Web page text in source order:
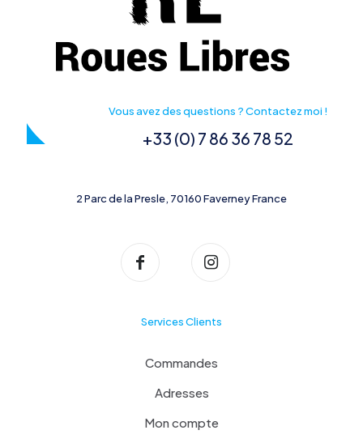
Vous avez des questions ? Contactez moi !
+33 (0) 7 86 36 78 52
2 Parc de la Presle, 70160 Faverney France
Services Clients
Commandes
Adresses
Mon compte